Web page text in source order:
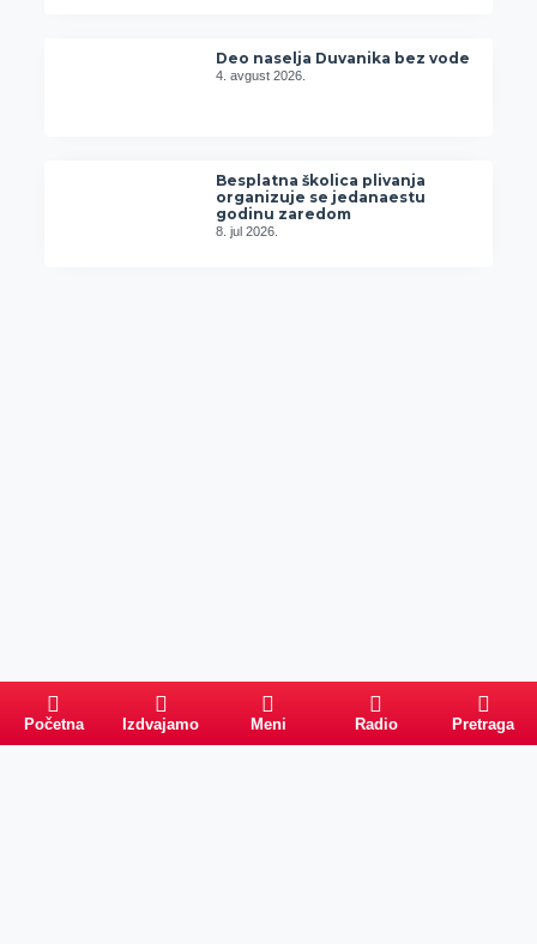
Deo naselja Duvanika bez vode
4. avgust 2026.
Besplatna školica plivanja
organizuje se jedanaestu
godinu zaredom
8. jul 2026.
Početna Izdvajamo Meni Radio Pretraga